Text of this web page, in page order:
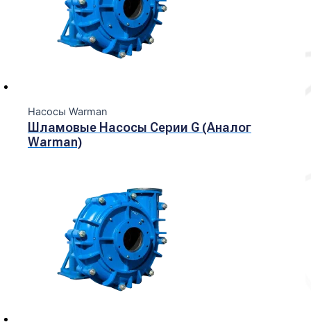
Насосы Warman
Шламовые Насосы Серии G (Аналог
Warman)